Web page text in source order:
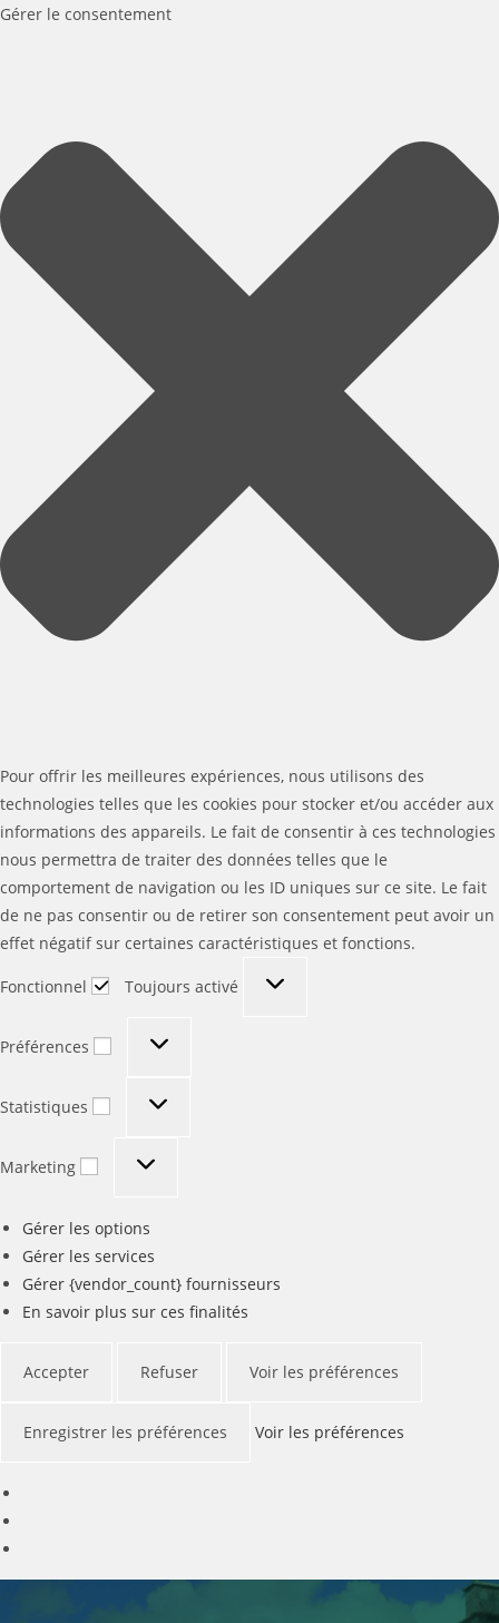
Gérer le consentement
Pour offrir les meilleures expériences, nous utilisons des
technologies telles que les cookies pour stocker et/ou accéder aux
informations des appareils. Le fait de consentir à ces technologies
nous permettra de traiter des données telles que le
comportement de navigation ou les ID uniques sur ce site. Le fait
de ne pas consentir ou de retirer son consentement peut avoir un
effet négatif sur certaines caractéristiques et fonctions.
Fonctionnel Toujours activé
Préférences
Statistiques
Marketing
Gérer les options
Gérer les services
Gérer {vendor_count} fournisseurs
En savoir plus sur ces finalités
Accepter Refuser Voir les préférences
Enregistrer les préférences Voir les préférences